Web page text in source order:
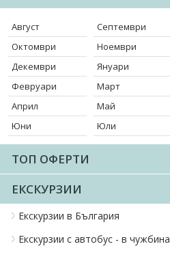
Август
Септември
Октомври
Ноември
Декември
Януари
Февруари
Март
Април
Май
Юни
Юли
ТОП ОФЕРТИ
ЕКСКУРЗИИ
Екскурзии в България
Екскурзии с автобус - в чужбина